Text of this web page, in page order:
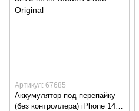
Артикул: 67685
Аккумулятор под перепайку
(без контроллера) iPhone 14